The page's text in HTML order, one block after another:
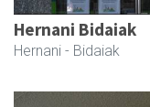
Hernani Bidaiak
Hernani - Bidaiak